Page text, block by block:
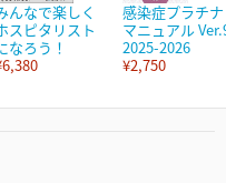
んなで楽しく
スピタリスト
なろう！
感染症プラチナ
マニュアル
2025-2026
¥2,750